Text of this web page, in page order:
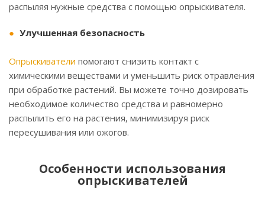
распыляя нужные средства с помощью опрыскивателя.
Улучшенная безопасность
Опрыскиватели помогают снизить контакт с
химическими веществами и уменьшить риск отравления
при обработке растений. Вы можете точно дозировать
необходимое количество средства и равномерно
распылить его на растения, минимизируя риск
пересушивания или ожогов.
Особенности использования
опрыскивателей